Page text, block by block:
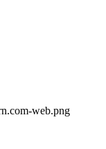
web.png